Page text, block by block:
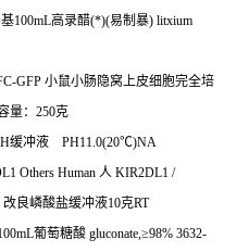
100mL高录醋(*)(易制暴) litxium
GFP 小鼠小肠隐窝上皮细胞完全培
量： 250克
缓冲液 PH11.0(20℃)NA
Others Human 人 KIR2DL1 /
改良嶙酸盐缓冲液10克RT
葡萄糖酸 gluconate,≥98% 3632-